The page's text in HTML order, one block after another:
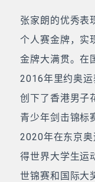
张家朗的优秀表
个人赛金牌，实
金牌大满贯。在
2016年里约奥
创下了香港男子
青少年剑击锦标
2020年在东京
得世界大学生运
世锦赛和国际大